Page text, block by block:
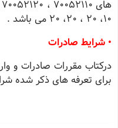
10، 20 ، 20، 20 می باشد .
• شرایط صادرات
دركتاب مقررات صادرات و
برای تعرفه های ذكر شده